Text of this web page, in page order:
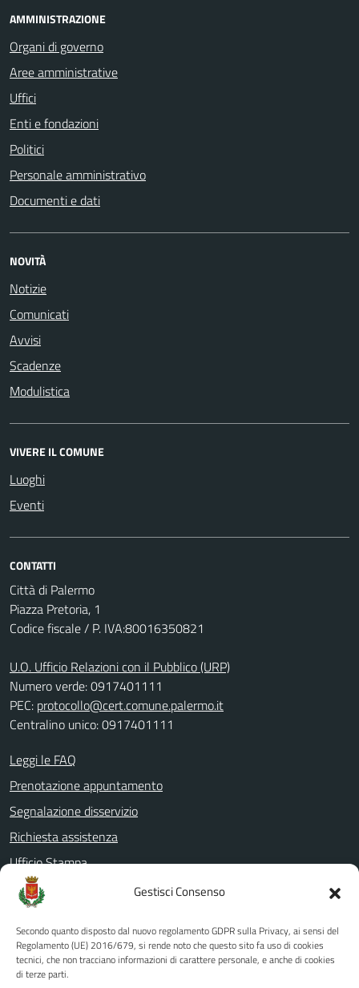
Gestisci Consenso
Secondo quanto disposto dal nuovo regolamento GDPR sulla Privacy, ai sensi del
Regolamento (UE) 2016/679, si rende noto che questo sito fa uso di cookies
tecnici, che non tracciano informazioni di carattere personale, e anche di cookies
di terze parti.
AMMINISTRAZIONE
Organi di governo
Aree amministrative
Uffici
Enti e fondazioni
Politici
Personale amministrativo
Documenti e dati
NOVITÀ
Notizie
Comunicati
Avvisi
Scadenze
Modulistica
VIVERE IL COMUNE
Luoghi
Eventi
CONTATTI
Città di Palermo
Piazza Pretoria, 1
Codice fiscale / P. IVA:80016350821
U.O. Ufficio Relazioni con il Pubblico (URP)
Numero verde: 0917401111
PEC: protocollo@cert.comune.palermo.it
Centralino unico: 0917401111
Leggi le FAQ
Prenotazione appuntamento
Segnalazione disservizio
Richiesta assistenza
Ufficio Stampa
Amministrazione Trasparente
Albo pretorio
Informativa privacy
Note legali